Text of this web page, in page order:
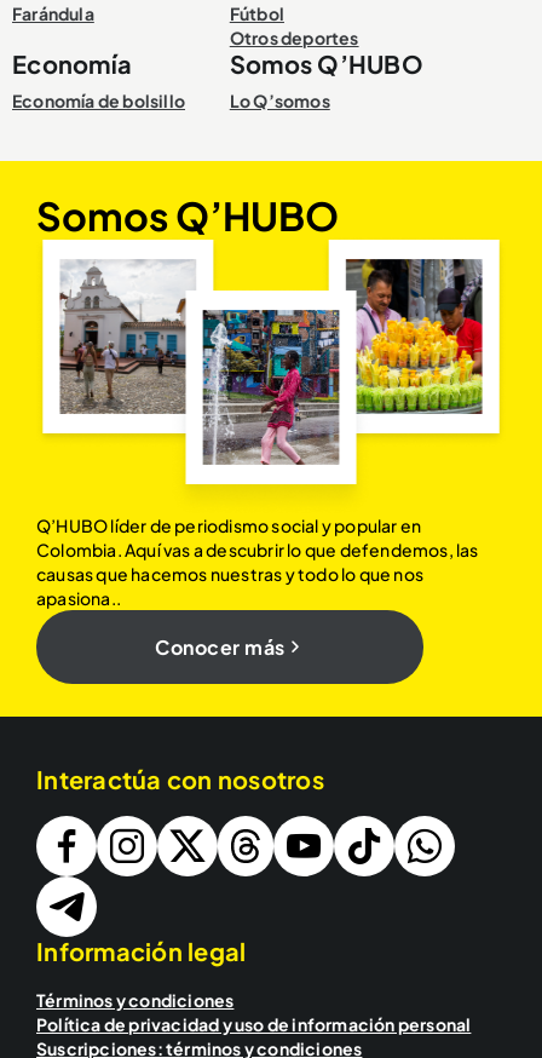
Farándula
Fútbol
Otros deportes
Economía
Economía de bolsillo
Somos Q’HUBO
Lo Q’somos
Somos Q’HUBO
Q’HUBO líder de periodismo social y popular en
Colombia. Aquí vas a descubrir lo que defendemos, las
causas que hacemos nuestras y todo lo que nos
apasiona..
Conocer más
Interactúa con nosotros
Información legal
Términos y condiciones
Política de privacidad y uso de información personal
Suscripciones: términos y condiciones